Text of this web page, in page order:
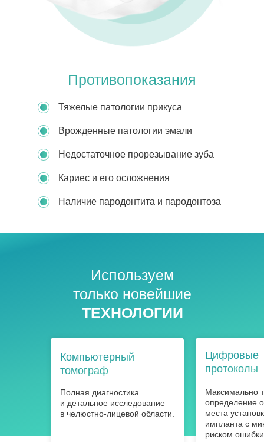
Тяжелые патологии прикуса
Врожденные патологии эмали
Недостаточное прорезывание зуба
Кариес и его осложнения
Наличие пародонтита и пародонтоза
Противопоказания
Используем
только новейшие
ТЕХНОЛОГИИ
Компьютерный
томограф
Полная диагностика
и детальное исследование
в челюстно-лицевой области.
Цифровые
протоколы
Максимально
определение
места
импланта с
риском